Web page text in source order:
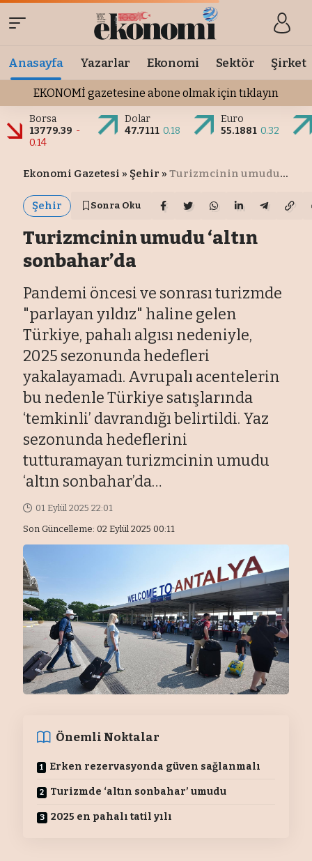
Anasayfa Yazarlar Ekonomi Sektör Şirket
EKONOMİ gazetesine abone olmak için tıklayın
Borsa
13779.39 -
0.14
Dolar
47.7111 0.18
Euro
55.1881 0.32
Ekonomi Gazetesi » Şehir »Turizmcinin umudu ‘altın sonbahar’da
Şehir Sonra Oku
Turizmcinin umudu ‘altın
sonbahar’da
Pandemi öncesi ve sonrası turizmde
"parlayan yıldız" haline gelen
Türkiye, pahalı algısı nedeniyle,
2025 sezonunda hedefleri
yakalayamadı. Avrupalı acentelerin
bu nedenle Türkiye satışlarında
‘temkinli’ davrandığı belirtildi. Yaz
sezonunda hedeflerini
tutturamayan turizmcinin umudu
‘altın sonbahar’da…
Son Güncelleme: 02 Eylül 2025 00:11
01 Eylül 2025 22:01
Önemli Noktalar
Erken rezervasyonda güven sağlanmalı
Turizmde ‘altın sonbahar’ umudu
2025 en pahalı tatil yılı